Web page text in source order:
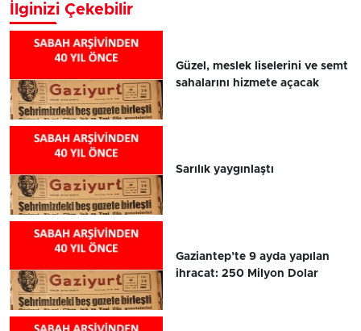
İlginizi Çekebilir
Güzel, meslek liselerini ve semt
sahalarını hizmete açacak
Sarılık yaygınlaştı
Gaziantep’te 9 ayda yapılan
ihracat: 250 Milyon Dolar